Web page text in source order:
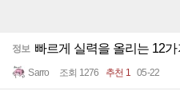
정보 빠르게 실력을 올리는 12
Sarro 조회 1276 추천 1 05-22